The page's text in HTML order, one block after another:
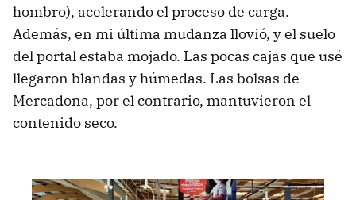
hombro), acelerando el proceso de carga.
Además, en mi última mudanza llovió, y el suelo
del portal estaba mojado. Las pocas cajas que usé
llegaron blandas y húmedas. Las bolsas de
Mercadona, por el contrario, mantuvieron el
contenido seco.